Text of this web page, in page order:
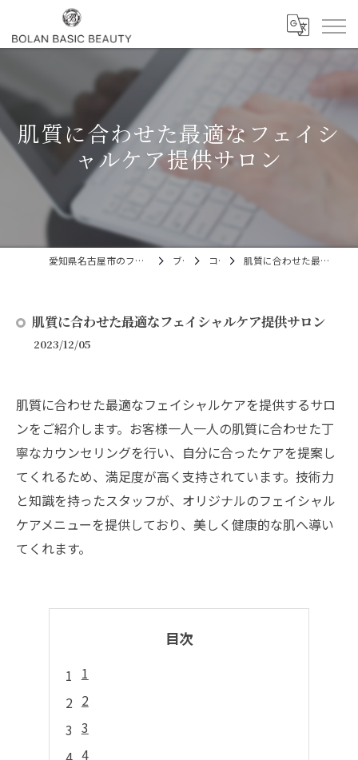
肌質に合わせた最適なフェイシ
ャルケア提供サロン
愛知県名古屋市のフェイシャルならBOLAN BASIC BEAUTY ブログ コラム 肌質に合わせた最適なフェイシャルケア提供サロン
肌質に合わせた最適なフェイシャルケア提供サロン
2023/12/05
肌質に合わせた最適なフェイシャルケアを提供するサロ
ンをご紹介します。お客様一人一人の肌質に合わせた丁
寧なカウンセリングを行い、自分に合ったケアを提案し
てくれるため、満足度が高く支持されています。技術力
と知識を持ったスタッフが、オリジナルのフェイシャル
ケアメニューを提供しており、美しく健康的な肌へ導い
てくれます。
目次
1
2
3
4